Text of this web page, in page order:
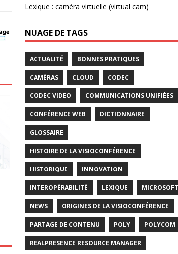
Lexique : caméra virtuelle (virtual cam)
NUAGE DE TAGS
ACTUALITÉ BONNES PRATIQUES
CAMÉRAS CLOUD CODEC
CODEC VIDEO COMMUNICATIONS UNIFIÉES
CONFÉRENCE WEB DICTIONNAIRE
GLOSSAIRE
HISTOIRE DE LA VISIOCONFÉRENCE
HISTORIQUE INNOVATION
INTEROPÉRABILITÉ LEXIQUE MICROSOFT
NEWS ORIGINES DE LA VISIOCONFÉRENCE
PARTAGE DE CONTENU POLY POLYCOM
REALPRESENCE RESOURCE MANAGER